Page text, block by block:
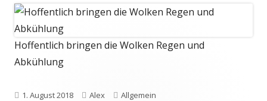
Hoffentlich bringen die Wolken Regen und
Abkühlung
Veröffentlicht
1. August 2018 Autor
Alex Kategorien
Allgemein